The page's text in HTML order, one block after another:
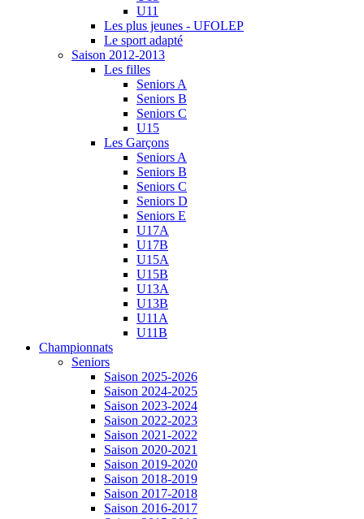
U11
Les plus jeunes - UFOLEP
Le sport adapté
Saison 2012-2013
Les filles
Seniors A
Seniors B
Seniors C
U15
Les Garçons
Seniors A
Seniors B
Seniors C
Seniors D
Seniors E
U17A
U17B
U15A
U15B
U13A
U13B
U11A
U11B
Championnats
Seniors
Saison 2025-2026
Saison 2024-2025
Saison 2023-2024
Saison 2022-2023
Saison 2021-2022
Saison 2020-2021
Saison 2019-2020
Saison 2018-2019
Saison 2017-2018
Saison 2016-2017